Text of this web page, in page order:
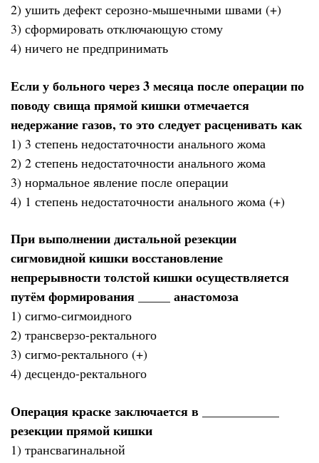
2) ушить дефект серозно-мышечными швами (+)
3) сформировать отключающую стому
4) ничего не предпринимать
Если у больного через 3 месяца после операции по
поводу свища прямой кишки отмечается
недержание газов, то это следует расценивать как
1) 3 степень недостаточности анального жома
2) 2 степень недостаточности анального жома
3) нормальное явление после операции
4) 1 степень недостаточности анального жома (+)
При выполнении дистальной резекции
сигмовидной кишки восстановление
непрерывности толстой кишки осуществляется
путём формирования _____ анастомоза
1) сигмо-сигмоидного
2) трансверзо-ректального
3) сигмо-ректального (+)
4) десцендо-ректального
Операция краске заключается в ____________
резекции прямой кишки
1) трансвагинальной